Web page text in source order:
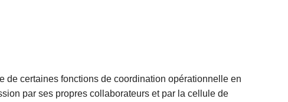
de certaines fonctions de coordination opérationnelle en
par ses propres collaborateurs et par la cellule de